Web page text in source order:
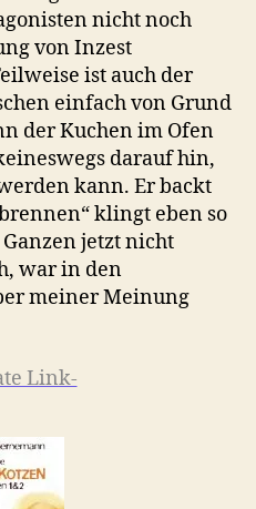
nicht noch
von Inzest
ist auch der
einfach von Grund
der Kuchen im Ofen
darauf hin,
kann. Er backt
klingt eben so
jetzt nicht
war in den
meiner Meinung
Link-